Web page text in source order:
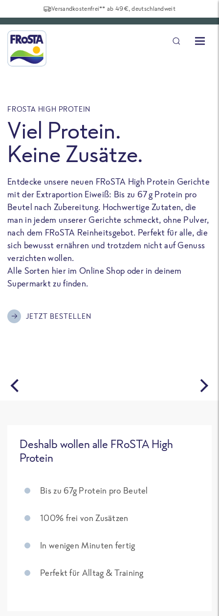
Versandkostenfrei** ab 49€, deutschlandweit
FROSTA HIGH PROTEIN
Viel Protein.
Keine Zusätze.
Entdecke unsere neuen FRoSTA High Protein Gerichte
mit der Extraportion Eiweiß: Bis zu 67 g Protein pro
Beutel nach Zubereitung. Hochwertige Zutaten, die
man in jedem unserer Gerichte schmeckt, ohne Pulver,
nach dem FRoSTA Reinheitsgebot. Perfekt für alle, die
sich bewusst ernähren und trotzdem nicht auf Genuss
verzichten wollen.
Alle Sorten hier im Online Shop oder in deinem
Supermarkt zu finden.
JETZT BESTELLEN
Deshalb wollen alle FRoSTA High
Protein
Bis zu 67g Protein pro Beutel
100% frei von Zusätzen
In wenigen Minuten fertig
Perfekt für Alltag & Training